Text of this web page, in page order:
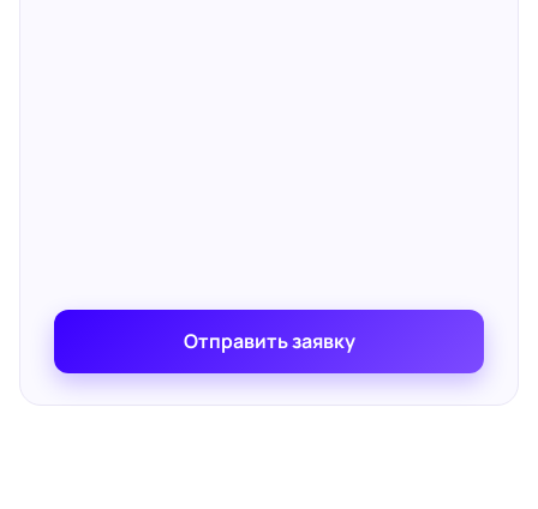
Отправить заявку